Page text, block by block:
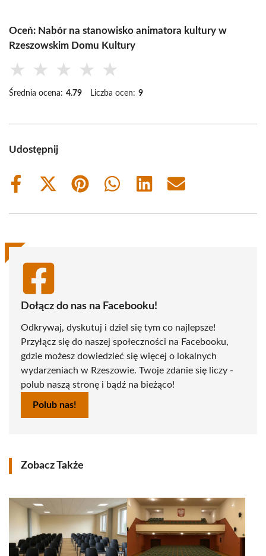
Oceń: Nabór na stanowisko animatora kultury w
Rzeszowskim Domu Kultury
★ ★ ★ ★ ★
Średnia ocena: 4.79 Liczba ocen: 9
Udostępnij
Share
Share
(Twitter)
Share
Share
Share
Share
Dołącz do nas na Facebooku!
Odkrywaj, dyskutuj i dziel się tym co najlepsze!
Przyłącz się do naszej społeczności na Facebooku,
gdzie możesz dowiedzieć się więcej o lokalnych
wydarzeniach w Rzeszowie. Twoje zdanie się liczy -
polub naszą stronę i bądź na bieżąco!
Polub nas!
Zobacz Także